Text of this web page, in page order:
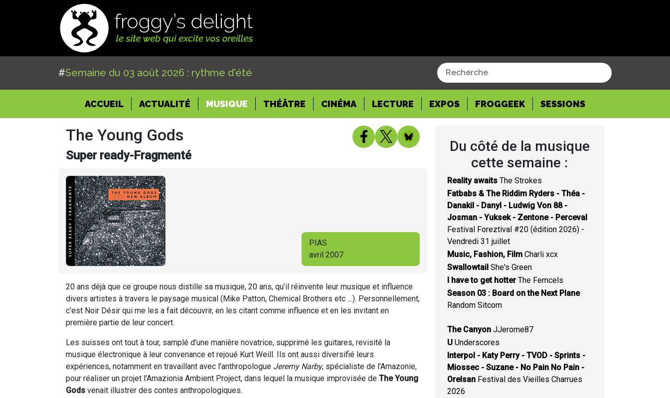
#Semaine du 03 août 2026 : rythme d'été
ACCUEIL(CURRENT)
ACTUALITÉ MUSIQUE THÉÂTRE CINÉMA LECTURE EXPOS FROGGEEK SESSIONS
The Young Gods
Super ready-Fragmenté
PIAS
avril 2007
20 ans déjà que ce groupe nous distille sa musique, 20 ans, qu’il réinvente leur musique et influence
divers artistes à travers le paysage musical (Mike Patton, Chemical Brothers etc …). Personnellement,
c’est Noir Désir qui me les a fait découvrir, en les citant comme influence et en les invitant en
première partie de leur concert.
Les suisses ont tout à tour, samplé d’une manière novatrice, supprimé les guitares, revisité la
musique électronique à leur convenance et rejoué Kurt Weill. Ils ont aussi diversifié leurs
expériences, notamment en travaillant avec l'anthropologue Jeremy Narby, spécialiste de l'Amazonie,
pour réaliser un projet l'Amazionia Ambient Project, dans lequel la musique improvisée de The Young
Gods venait illustrer des contes anthropologiques.
Du côté de la musique
cette semaine :
Reality awaits The Strokes
Fatbabs & The Riddim Ryders - Théa -
Danakil - Danyl - Ludwig Von 88 -
Josman - Yuksek - Zentone - Perceval
Festival Foreztival #20 (édition 2026) -
Vendredi 31 juillet
Music, Fashion, Film Charli xcx
Swallowtail She's Green
I have to get hotterThe Femcels
Season 03 : Board on the Next Plane
Random Sitcom
The Canyon JJerome87
U Underscores
Interpol - Katy Perry - TVOD - Sprints -
Miossec - Suzane - No Pain No Pain -
Orelsan Festival des Vieilles Charrues
2026